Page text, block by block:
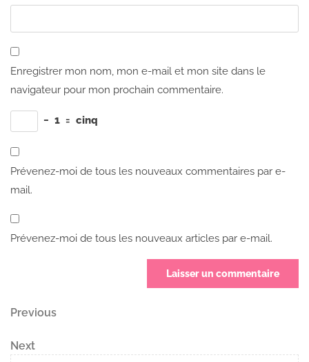
Enregistrer mon nom, mon e-mail et mon site dans le
navigateur pour mon prochain commentaire.
− 1 = cinq
Prévenez-moi de tous les nouveaux commentaires par e-
mail.
Prévenez-moi de tous les nouveaux articles par e-mail.
Navigation
de
Previous
Previous
Next
Next